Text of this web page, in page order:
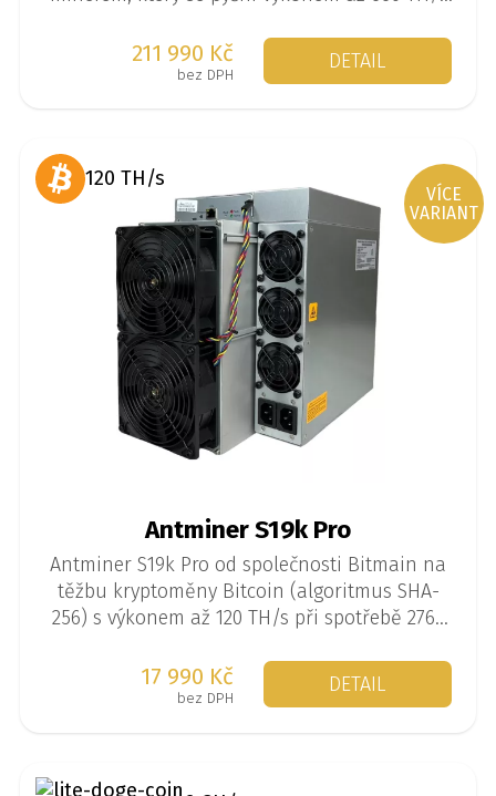
211 990 Kč
bez DPH
DETAIL
Antminer S19k Pro
Antminer S19k Pro od společnosti Bitmain na
těžbu kryptoměny Bitcoin (algoritmus SHA-
256) s výkonem až 120 TH/s při spotřebě 2760
17 990 Kč
bez DPH
DETAIL
VÍCE
VARIANT
120 TH/s